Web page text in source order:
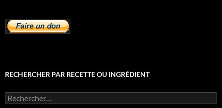
RECHERCHER PAR RECETTE OU INGRÉDIENT
Rechercher :